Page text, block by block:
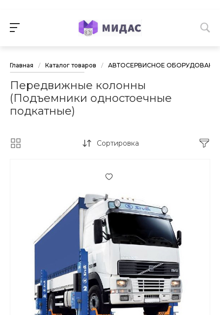
Главная / Каталог товаров / АВТОСЕРВИСНОЕ
Передвижные колонны
(Подъемники одностоечные
подкатные)
Сортировка